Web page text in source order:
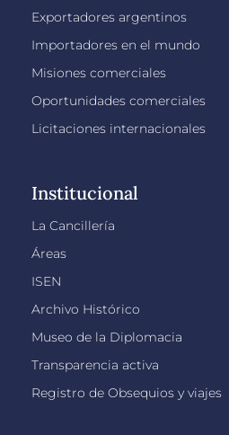
Exportadores argentinos
Importadores en el mundo
Misiones comerciales
Oportunidades comerciales
Licitaciones internacionales
Institucional
La Cancillería
Áreas
ISEN
Archivo Histórico
Museo de la Diplomacia
Transparencia activa
Registro de Obsequios y viajes